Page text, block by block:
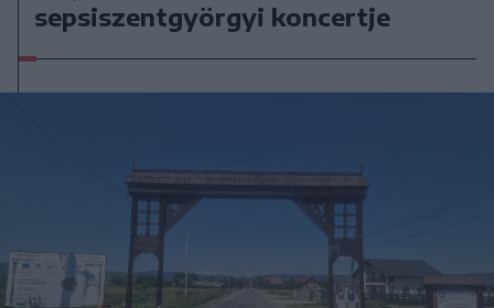
sepsiszentgyörgyi koncertje